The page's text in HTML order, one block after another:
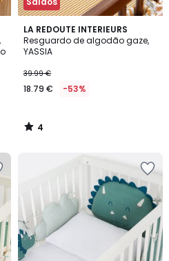
LA REDOUTE INTERIEURS
Resguardo de algodão gaze,
YASSIA
39.99 €
18.79 € -53%
4
/
5
4
/